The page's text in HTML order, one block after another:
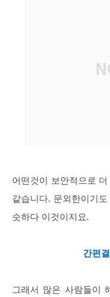
어떤것이 보안적으로
같습니다. 문외한이기
슷하다 이것이지요.
간편
그래서 많은 사람들이